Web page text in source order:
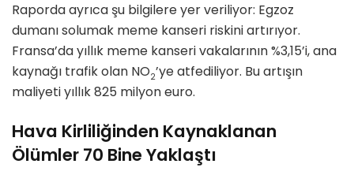
Raporda ayrıca şu bilgilere yer veriliyor: Egzoz
dumanı solumak meme kanseri riskini artırıyor.
Fransa’da yıllık meme kanseri vakalarının %3,15’i, ana
kaynağı trafik olan NO2’ye atfediliyor. Bu artışın
maliyeti yıllık 825 milyon euro.
Hava Kirliliğinden Kaynaklanan
Ölümler 70 Bine Yaklaştı